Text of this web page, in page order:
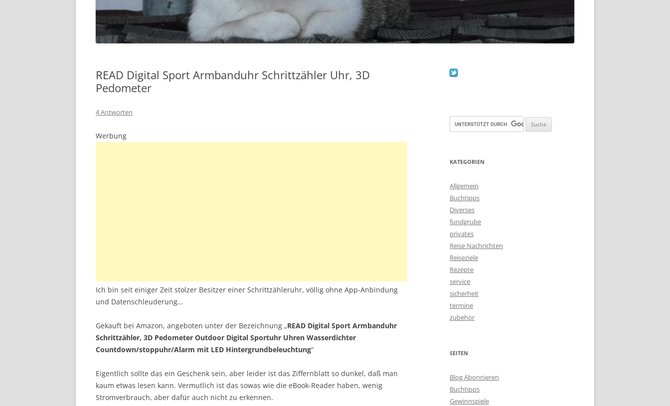
READ Digital Sport Armbanduhr Schrittzähler Uhr, 3D
Pedometer
4 Antworten
Werbung
Ich bin seit einiger Zeit stolzer Besitzer einer Schrittzähleruhr, völlig ohne App-Anbindung
und Datenschleuderung…
Gekauft bei Amazon, angeboten unter der Bezeichnung „READ Digital Sport Armbanduhr
Schrittzähler, 3D Pedometer Outdoor Digital Sportuhr Uhren Wasserdichter
Countdown/stoppuhr/Alarm mit LED Hintergrundbeleuchtung“
Eigentlich sollte das ein Geschenk sein, aber leider ist das Ziffernblatt so dunkel, daß man
kaum etwas lesen kann. Vermutlich ist das sowas wie die eBook-Reader haben, wenig
Stromverbrauch, aber dafür auch nicht zu erkennen.
KATEGORIEN
Allgemein
Buchtipps
Diverses
fundgrube
privates
Reise Nachrichten
Reiseziele
Rezepte
service
sicherheit
termine
zubehör
SEITEN
Blog Abonnieren
Buchtipps
Gewinnspiele